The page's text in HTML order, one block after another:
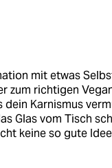
mit etwas
zum richtigen
dein Karnismus
Glas vom Tisch
keine so gute